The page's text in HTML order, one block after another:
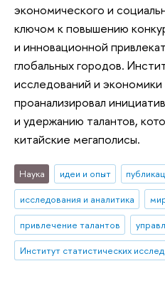
экономического и
ключом к повышению
и инновационной
глобальных городов.
исследований и
проанализировал
и удержанию талантов,
китайские мегаполисы.
Наука идеи и опыт
исследования и аналитика
привлечение талантов